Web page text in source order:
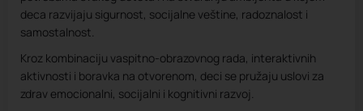
deca razvijaju sigurnost, socijalne veštine, radoznalost i
samostalnost.
Kroz kombinaciju vaspitno-obrazovnog rada, interaktivnih
aktivnosti i boravka na otvorenom, deci se pružaju uslovi za
zdrav emocionalni, socijalni i kognitivni razvoj.